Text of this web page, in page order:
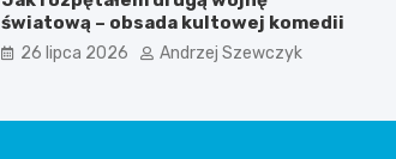
światową – obsada kultowej komedii
26 lipca 2026 Andrzej Szewczyk